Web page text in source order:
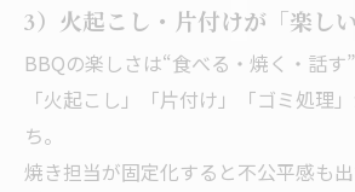
3）火起こし・片付けが「楽し
BBQの楽しさは“食べる・焼く・話す
「火起こし」「片付け」「ゴミ処理
ち。
焼き担当が固定化すると不公平感も